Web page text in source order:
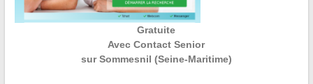
Gratuite
Avec Contact Senior
sur Sommesnil (Seine-Maritime)